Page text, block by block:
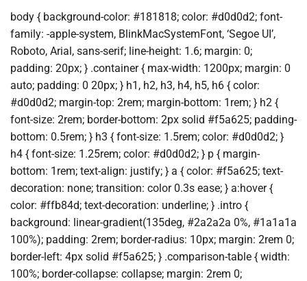
body { background-color: #181818; color: #d0d0d2; font-
family: -apple-system, BlinkMacSystemFont, ‘Segoe UI’,
Roboto, Arial, sans-serif; line-height: 1.6; margin: 0;
padding: 20px; } .container { max-width: 1200px; margin: 0
auto; padding: 0 20px; } h1, h2, h3, h4, h5, h6 { color:
#d0d0d2; margin-top: 2rem; margin-bottom: 1rem; } h2 {
font-size: 2rem; border-bottom: 2px solid #f5a625; padding-
bottom: 0.5rem; } h3 { font-size: 1.5rem; color: #d0d0d2; }
h4 { font-size: 1.25rem; color: #d0d0d2; } p { margin-
bottom: 1rem; text-align: justify; } a { color: #f5a625; text-
decoration: none; transition: color 0.3s ease; } a:hover {
color: #ffb84d; text-decoration: underline; } .intro {
background: linear-gradient(135deg, #2a2a2a 0%, #1a1a1a
100%); padding: 2rem; border-radius: 10px; margin: 2rem 0;
border-left: 4px solid #f5a625; } .comparison-table { width:
100%; border-collapse: collapse; margin: 2rem 0;